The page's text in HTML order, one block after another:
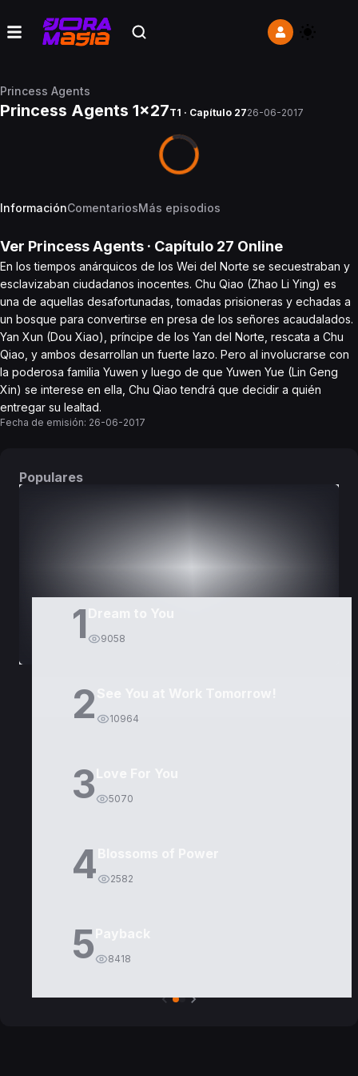
Princess Agents
Princess Agents 1x27T1 · Capítulo 2726-06-2017
InformaciónComentariosMás episodios
Ver Princess Agents · Capítulo 27 Online
En los tiempos anárquicos de los Wei del Norte se secuestraban y
esclavizaban ciudadanos inocentes. Chu Qiao (Zhao Li Ying) es
una de aquellas desafortunadas, tomadas prisioneras y echadas a
un bosque para convertirse en presa de los señores acaudalados.
Yan Xun (Dou Xiao), príncipe de los Yan del Norte, rescata a Chu
Qiao, y ambos desarrollan un fuerte lazo. Pero al involucrarse con
la poderosa familia Yuwen y luego de que Yuwen Yue (Lin Geng
Xin) se interese en ella, Chu Qiao tendrá que decidir a quién
entregar su lealtad.
Fecha de emisión: 26-06-2017
Populares
1 9058
2 10964
3 5070
4 2582
5 8418